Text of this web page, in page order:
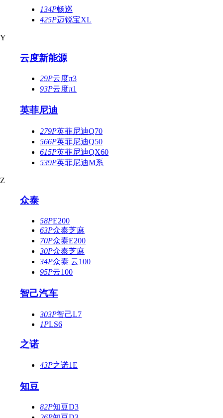
134P畅巡
425P迈锐宝XL
Y
云度新能源
29P云度π3
93P云度π1
英菲尼迪
279P英菲尼迪Q70
566P英菲尼迪Q50
615P英菲尼迪QX60
539P英菲尼迪M系
Z
众泰
58PE200
63P众泰芝麻
70P众泰E200
30P众泰芝麻
34P众泰 云100
95P云100
智己汽车
303P智己L7
1PLS6
之诺
43P之诺1E
知豆
82P知豆D3